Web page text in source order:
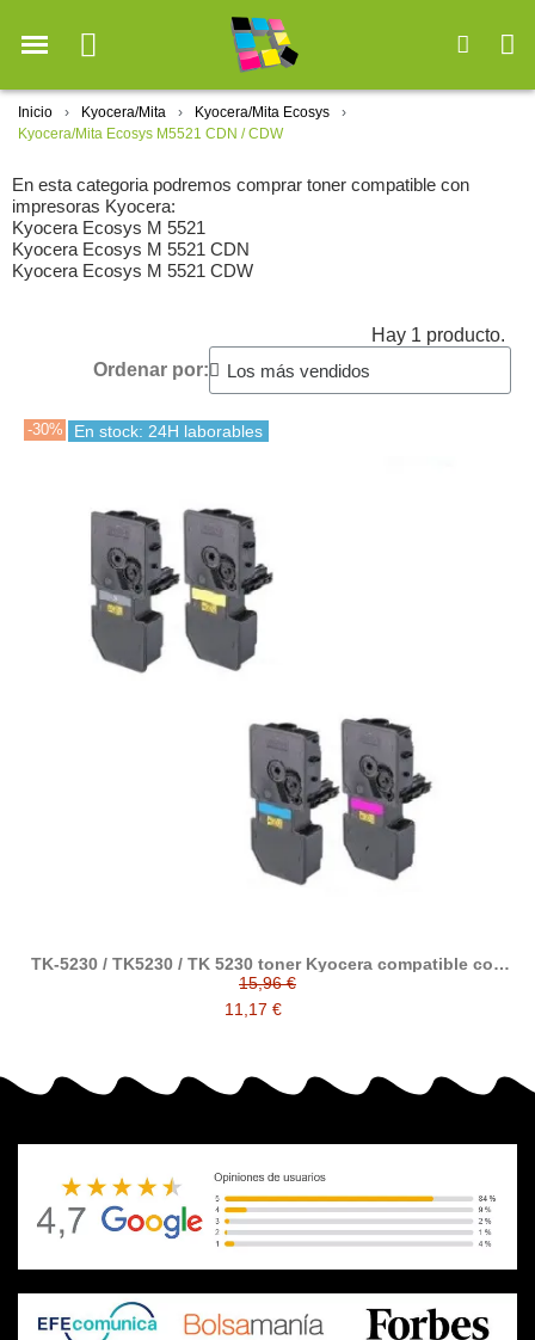
Inicio Kyocera/Mita
Kyocera/Mita Ecosys
Kyocera/Mita Ecosys M5521 CDN / CDW
En esta categoria podremos comprar toner compatible con
impresoras Kyocera:
Kyocera Ecosys M 5521
Kyocera Ecosys M 5521 CDN
Kyocera Ecosys M 5521 CDW
Hay 1 producto.
Ordenar por:
-30% En stock: 24H laborables
TK-5230 / TK5230 / TK 5230 toner Kyocera compatible con
1T02R90NL0 / 1T02R9CNL0 / 1T02R9BNL0 / 1T02R9ANL0
15,96 €
11,17 €